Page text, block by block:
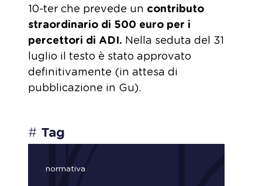
10-ter che prevede un contributo
straordinario di 500 euro per i
percettori di ADI. Nella seduta del 31
luglio il testo è stato approvato
definitivamente (in attesa di
pubblicazione in Gu).
# Tag
normativa